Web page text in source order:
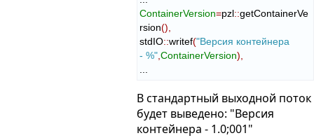
ContainerVersion=pzl::getContainerVe
rsion()
stdIO::writef("Версия контейнера
- %" ,ContainerVersion)
В стандартный выходной поток
будет выведено: "Версия
контейнера - 1.0;001"